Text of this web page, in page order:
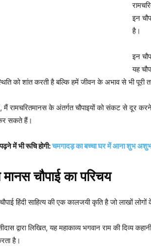
इन
है।
इन
यह
को शांत करती है बल्कि हमें जीवन के अभाव से भी पूरी
मैं रामचरितमानस के अंतर्गत चौपाइयों को संकट से दूर
सकते हैं।
में भी रूचि होगी:चमगादड़ का बच्चा घर में आना शुभ
मानस चौपाई का परिचय
हिंदी साहित्य की एक कालजयी कृति है जो लाखों
द्वारा लिखित, यह महाकाव्य भगवान राम की दिव्य
है।